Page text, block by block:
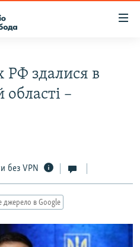
РФ здалися в
–
без VPN
джерело в Google